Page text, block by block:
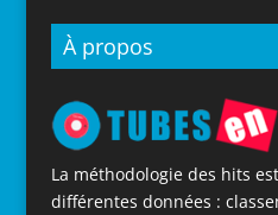
À propos
La méthodologie des hits
différentes données :